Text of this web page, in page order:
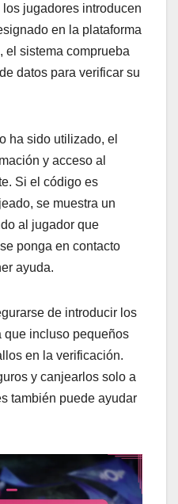
jugadores introducen
en la plataforma
el sistema comprueba
datos para verificar su
ha sido utilizado, el
y acceso al
Si el código es
se muestra un
al jugador que
ponga en contacto
ayuda.
de introducir los
que incluso pequeños
en la verificación.
y canjearlos solo a
también puede ayudar